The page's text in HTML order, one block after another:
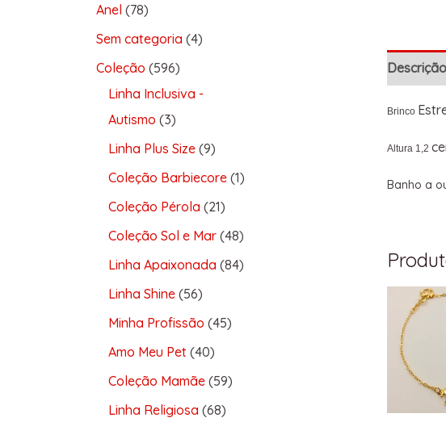
Anel 78
Sem categoria 4
Coleção 596
Linha Inclusiva -
Autismo 3
Linha Plus Size 9
Coleção Barbiecore 1
Coleção Pérola 21
Coleção Sol e Mar 48
Linha Apaixonada 84
Linha Shine 56
Minha Profissão 45
Amo Meu Pet 40
Coleção Mamãe 59
Linha Religiosa 68
Descrição
Brinco
Altura 1,2
Banho a